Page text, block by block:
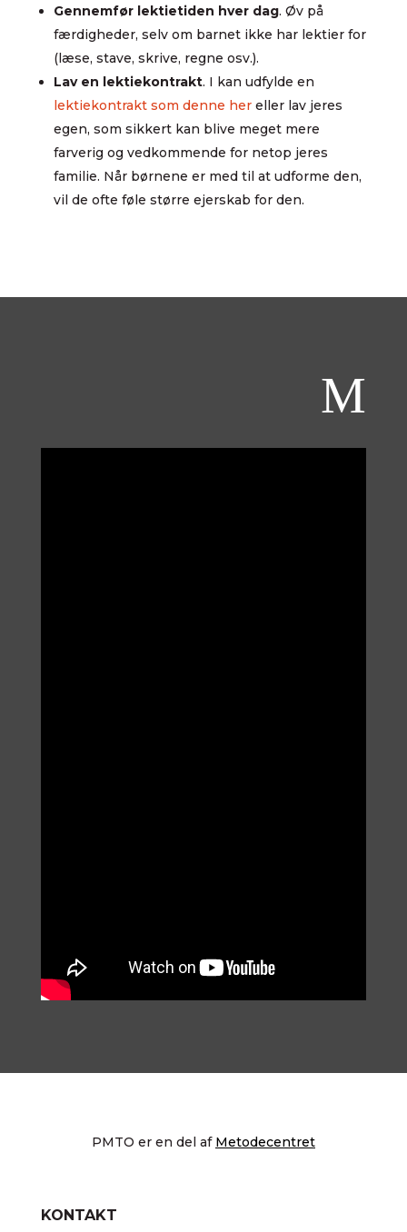
Gennemfør lektietiden hver dag. Øv på
færdigheder, selv om barnet ikke har lektier for
(læse, stave, skrive, regne osv.).
Lav en lektiekontrakt. I kan udfylde en
lektiekontrakt som denne hereller lav jeres
egen, som sikkert kan blive meget mere
farverig og vedkommende for netop jeres
familie. Når børnene er med til at udforme den,
vil de ofte føle større ejerskab for den.
M
PMTO er en del af Metodecentret
KONTAKT